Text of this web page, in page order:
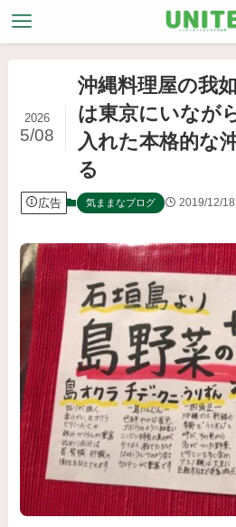
沖縄料理屋の我
は東京にいなが
入れた本格的な
る
2026
5/08
広告 気ままなブログ 2019/12/18